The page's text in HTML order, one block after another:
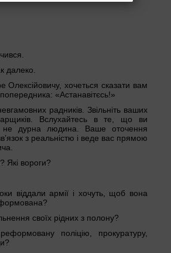
далеко.
Олексійовичу, хочеться сказати вам
«Астанавітєсь!»
радників. Звільніть ваших
Вслухайтесь в те, що ви
не дурна людина. Ваше оточення
з реальністю і веде вас прямою
Які вороги?
віддали армії і хочуть, щоб вона
своїх рідних з полону?
поліцію, прокуратуру,